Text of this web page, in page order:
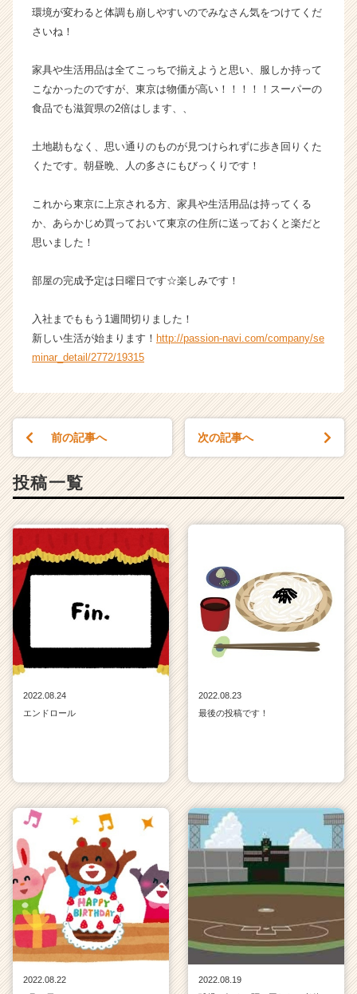
カ
が
届
く
サ
イ
チ
ア
ア
h
e
e
r
e
環境が変わると体調も崩しやすいのでみなさん気をつけてくだ
さいね！
家具や生活用品は全てこっちで揃えようと思い、服しか持って
こなかったのですが、東京は物価が高い！！！！！スーパーの
食品でも滋賀県の2倍はします、、
土地勘もなく、思い通りのものが見つけられずに歩き回りくた
くたです。朝昼晩、人の多さにもびっくりです！
これから東京に上京される方、家具や生活用品は持ってくる
か、あらかじめ買っておいて東京の住所に送っておくと楽だと
思いました！
部屋の完成予定は日曜日です☆楽しみです！
入社までももう1週間切りました！
新しい生活が始まります！ http://passion-navi.com/company/se
minar_detail/2772/19315
前の記事へ 次の記事へ
投稿一覧
2022.08.24
エンドロール
2022.08.23
最後の投稿です！
2022.08.22
2022.08.19